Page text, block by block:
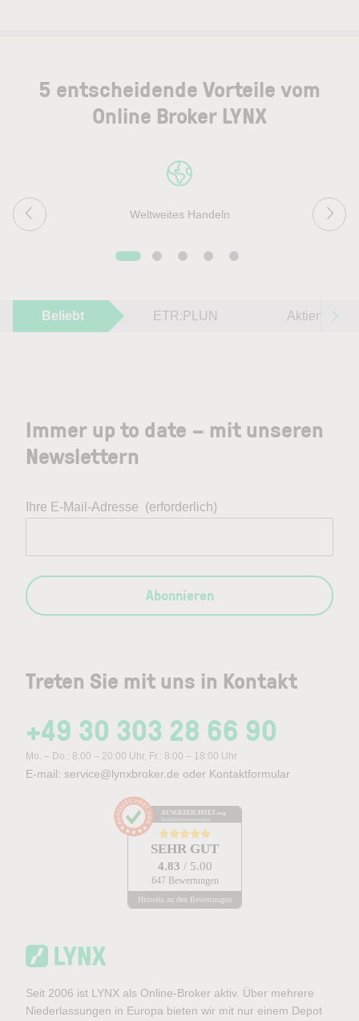
5 entscheidende Vorteile vom
Online Broker LYNX
Weltweites Handeln
Beliebt ETR:PLUN Aktien im
Treten Sie mit uns in Kontakt
+49 30 303 28 66 90
Mo. – Do.: 8:00 – 20:00 Uhr, Fr.: 8:00 – 18:00 Uhr
E-mail: service@lynxbroker.de oder Kontaktformular
AUSGEZEICHNET .org
Kundenbewertungen
SEHR GUT
4.83 / 5.00
647 Bewertungen
Hinweis zu den Bewertungen
Immer up to date – mit unseren
Newslettern
Ihre E-Mail-Adresse (erforderlich)
Abonnieren
Seit 2006 ist LYNX als Online-Broker aktiv. Über mehrere
Niederlassungen in Europa bieten wir mit nur einem Depot